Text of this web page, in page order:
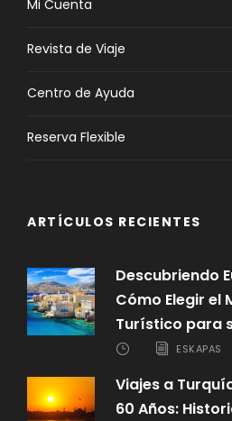
Mi Cuenta
Revista de Viaje
Centro de Ayuda
Reserva Flexible
ARTÍCULOS RECIENTES
Descubriendo
Cómo Elegir el
Turístico para
ESKAPAS
Viajes a
60 Años: